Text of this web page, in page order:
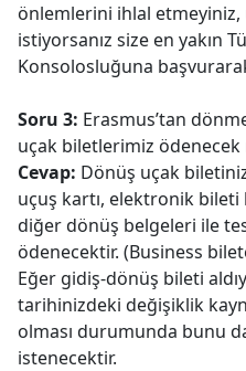
önlemlerini ihlal etmeyiniz,
istiyorsanız size en yakın
Konsolosluğuna
Soru 3: Erasmus’tan
uçak biletlerimiz ödenecek
Cevap: Dönüş uçak
uçuş kartı, elektronik
diğer dönüş belgeleri ile
ödenecektir. (Business
Eğer gidiş-dönüş bileti
tarihinizdeki değişiklik
olması durumunda bunu
istenecektir.